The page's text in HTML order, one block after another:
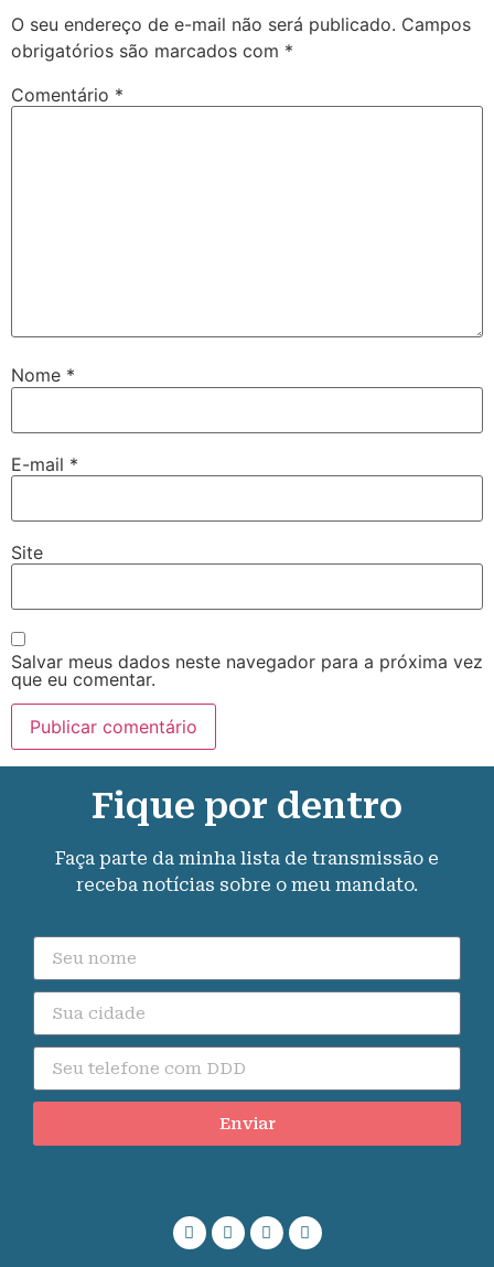
O seu endereço de e-mail não será publicado. Campos
obrigatórios são marcados com *
Comentário *
Nome *
E-mail *
Site
Salvar meus dados neste navegador para a próxima vez
que eu comentar.
Fique por dentro
Faça parte da minha lista de transmissão e
receba notícias sobre o meu mandato.
Enviar